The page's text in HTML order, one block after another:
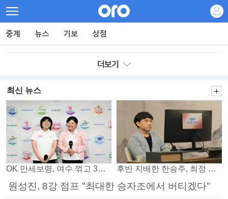
최신 뉴스
OK 만세보령, 여수 꺾고 3연패 탈출 후반 지배한 한승주, 최정 꺾고 8강 진출
원성진, 8강 점프 "최대한 승자조에서 버티겠다"